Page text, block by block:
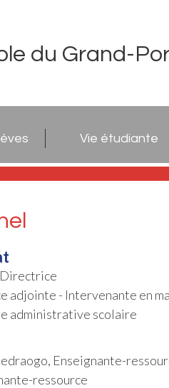
du Grand-
Vie étudiante
adjointe - Intervenante en
administrative scolaire
Enseignante-
ressource